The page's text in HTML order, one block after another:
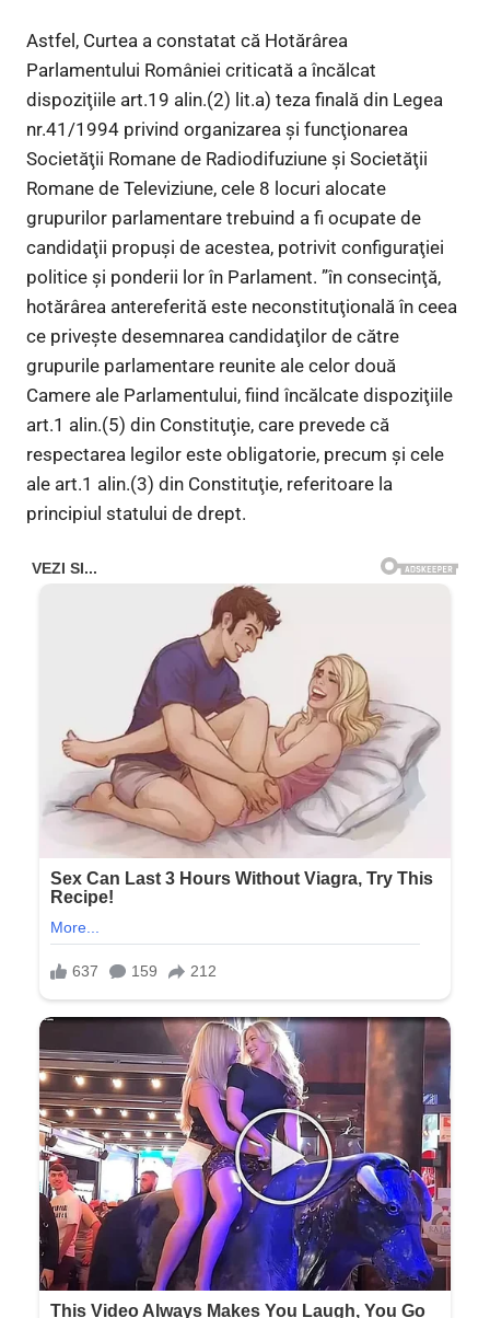
Astfel, Curtea a constatat că Hotărârea
Parlamentului României criticată a încălcat
dispoziţiile art.19 alin.(2) lit.a) teza finală din Legea
nr.41/1994 privind organizarea şi funcţionarea
Societăţii Romane de Radiodifuziune şi Societăţii
Romane de Televiziune, cele 8 locuri alocate
grupurilor parlamentare trebuind a fi ocupate de
candidaţii propuşi de acestea, potrivit configuraţiei
politice şi ponderii lor în Parlament. ”în consecinţă,
hotărârea antereferită este neconstituţională în ceea
ce priveşte desemnarea candidaţilor de către
grupurile parlamentare reunite ale celor două
Camere ale Parlamentului, fiind încălcate dispoziţiile
art.1 alin.(5) din Constituţie, care prevede că
respectarea legilor este obligatorie, precum şi cele
ale art.1 alin.(3) din Constituţie, referitoare la
principiul statului de drept.